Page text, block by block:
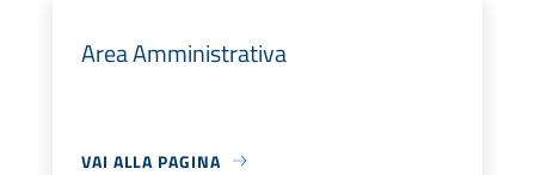
Area Amministrativa
VAI ALLA PAGINA